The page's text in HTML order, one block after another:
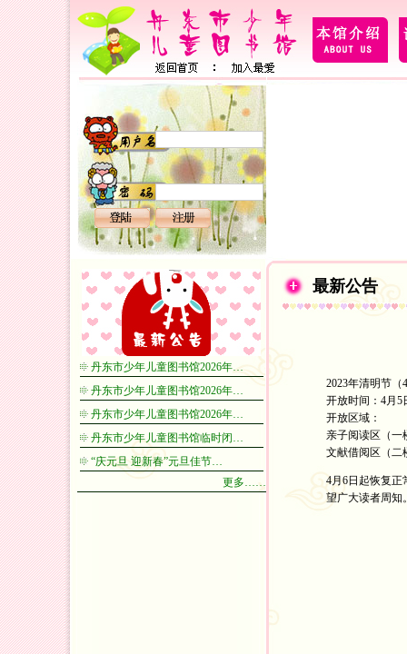
丹东市少年儿童图书馆2026年…
丹东市少年儿童图书馆2026年…
丹东市少年儿童图书馆2026年…
丹东市少年儿童图书馆临时闭…
“庆元旦 迎新春”元旦佳节…
更多……
最新公告
2023年清明节（
开放时间：4
开放区域：
亲子阅读区（一
文献借阅区（二
4月6日起恢复正
望广大读者周知